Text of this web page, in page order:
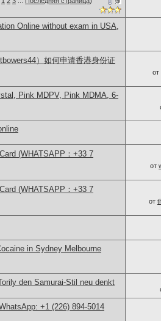
Online without exam in USA,
）如何申请香港身份证
от
Pink MDPV, Pink MDMA, 6-
(WHATSAPP：+33 7
от
(WHATSAPP：+33 7
от
in Sydney Melbourne
den Samurai-Stil neu denkt
+1 (226) 894-5014